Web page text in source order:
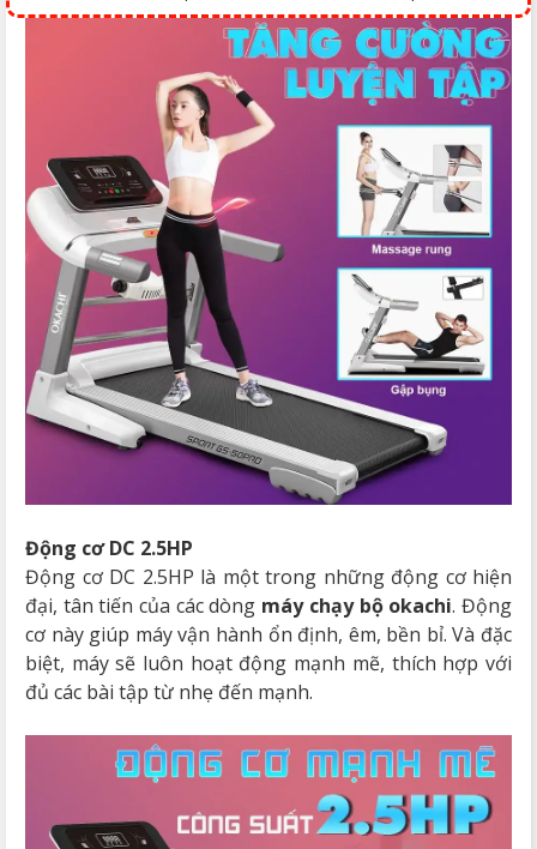
Động cơ DC 2.5HP
Động cơ DC 2.5HP là một trong những động cơ hiện
đại, tân tiến của các dòng máy chạy bộ okachi. Động
cơ này giúp máy vận hành ổn định, êm, bền bỉ. Và đặc
biệt, máy sẽ luôn hoạt động mạnh mẽ, thích hợp với
đủ các bài tập từ nhẹ đến mạnh.